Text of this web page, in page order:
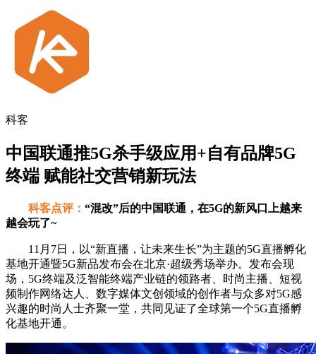
科客
中国联通推5G杀手级应用+自有品牌5G
终端 赋能社交营销新玩法
科客点评： “混改”后的中国联通，在5G的新风口上越来
越会玩了~
11月7日，以“新直播，让未来生长”为主题的5G直播孵化
基地开通暨5G新品发布会在北京·超级秀场举办。发布会现
场，5G终端及泛智能终端产业链的领路者、时尚主播、短视
频制作网络达人、数字媒体文创领域的创作者与众多对5G感
兴趣的时尚人士齐聚一堂，共同见证了全球第一个5G直播孵
化基地开通。